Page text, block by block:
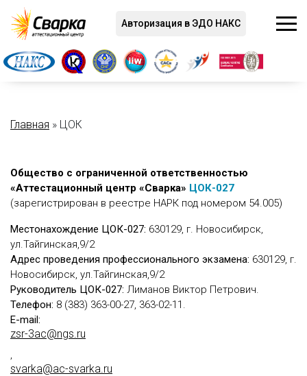
Авторизация в ЭДО НАКС
Главная » ЦОК
Общество с ограниченной ответственностью
«Аттестационный центр «Сварка» ЦОК-027
(зарегистрирован в реестре НАРК под номером 54.005)
Местонахождение ЦОК-027: 630129, г. Новосибирск,
ул.Тайгинская,9/2
Адрес проведения профессионального экзамена: 630129, г.
Новосибирск, ул.Тайгинская,9/2
Руководитель ЦОК-027: Лиманов Виктор Петрович.
Телефон: 8 (383) 363-00-27, 363-02-11.
E-mail:
zsr-3ac@ngs.ru
,
svarka@ac-svarka.ru